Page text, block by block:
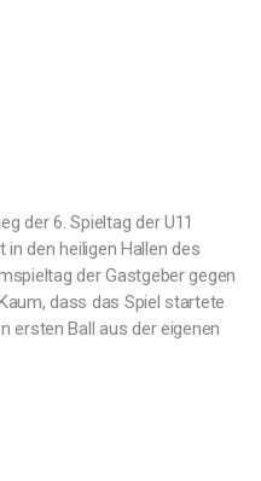
der 6. Spieltag der U11
in den heiligen Hallen des
der Gastgeber gegen
dass das Spiel startete
ersten Ball aus der eigenen